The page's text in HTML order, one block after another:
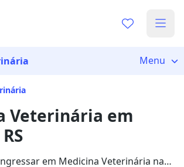
Menu
Veterinária em
em Medicina Veterinária na